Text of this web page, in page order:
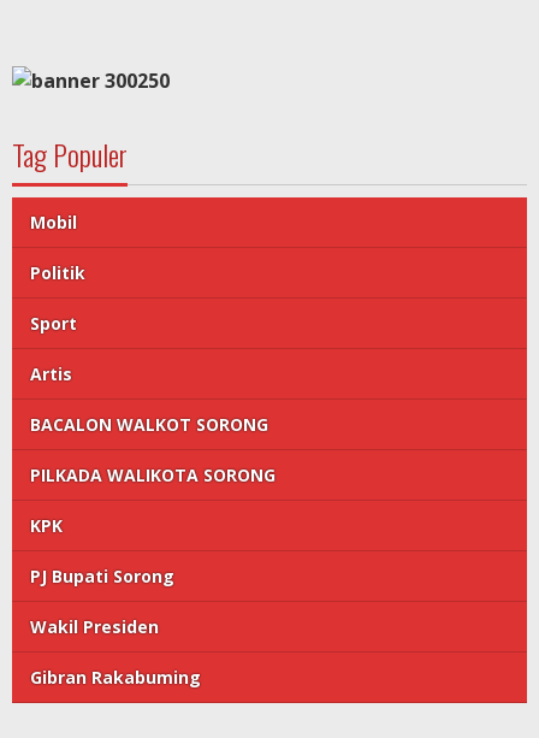
Tag Populer
Mobil
Politik
Sport
Artis
BACALON WALKOT SORONG
PILKADA WALIKOTA SORONG
KPK
PJ Bupati Sorong
Wakil Presiden
Gibran Rakabuming